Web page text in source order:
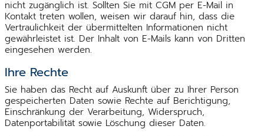
nicht zugänglich ist. Sollten Sie mit CGM per E-Mail in
Kontakt treten wollen, weisen wir darauf hin, dass die
Vertraulichkeit der übermittelten Informationen nicht
gewährleistet ist. Der Inhalt von E-Mails kann von Dritten
eingesehen werden.
Ihre Rechte
Sie haben das Recht auf Auskunft über zu Ihrer Person
gespeicherten Daten sowie Rechte auf Berichtigung,
Einschränkung der Verarbeitung, Widerspruch,
Datenportabilität sowie Löschung dieser Daten.